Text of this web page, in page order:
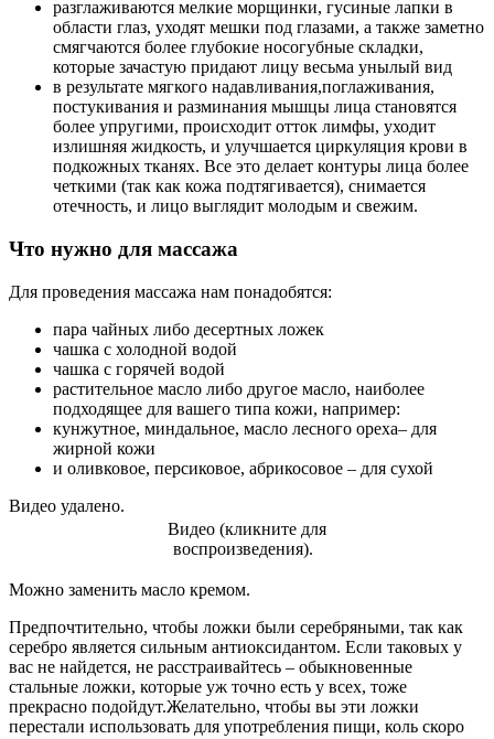
разглаживаются мелкие морщинки, гусиные лапки в
области глаз, уходят мешки под глазами, а также заметно
смягчаются более глубокие носогубные складки,
которые зачастую придают лицу весьма унылый вид
в результате мягкого надавливания,поглаживания,
постукивания и разминания мышцы лица становятся
более упругими, происходит отток лимфы, уходит
излишняя жидкость, и улучшается циркуляция крови в
подкожных тканях. Все это делает контуры лица более
четкими (так как кожа подтягивается), снимается
отечность, и лицо выглядит молодым и свежим.
Что нужно для массажа
Для проведения массажа нам понадобятся:
пара чайных либо десертных ложек
чашка с холодной водой
чашка с горячей водой
растительное масло либо другое масло, наиболее
подходящее для вашего типа кожи, например:
кунжутное, миндальное, масло лесного ореха– для
жирной кожи
и оливковое, персиковое, абрикосовое – для сухой
Видео удалено.
Видео (кликните для
воспроизведения).
Можно заменить масло кремом.
Предпочтительно, чтобы ложки были серебряными, так как
серебро является сильным антиоксидантом. Если таковых у
вас не найдется, не расстраивайтесь – обыкновенные
стальные ложки, которые уж точно есть у всех, тоже
прекрасно подойдут.Желательно, чтобы вы эти ложки
перестали использовать для употребления пищи, коль скоро